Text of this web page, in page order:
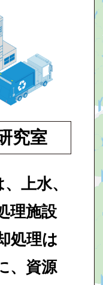
究室
上水、
理施設
処理は
、資源